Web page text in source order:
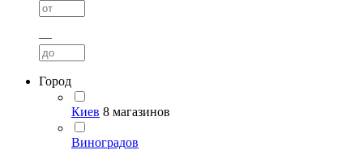
—
Город
Киев 8 магазинов
Виноградов